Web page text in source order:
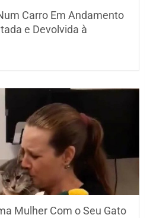
Carro Em Andamento
e Devolvida à
Mulher Com o Seu Gato